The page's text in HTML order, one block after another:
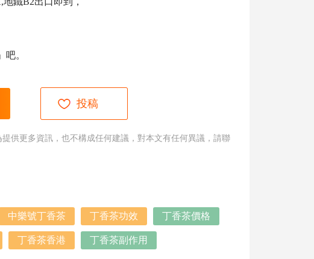
。
投稿
供更多資訊，也不構成任何建議，對本文有任何異議，請聯
中樂號丁香茶 丁香茶功效 丁香茶價格
丁香茶香港 丁香茶副作用